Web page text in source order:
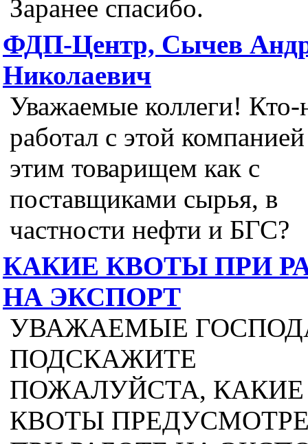
Заранее спасибо.
ФДП-Центр, Сычев
Николаевич
Уважаемые коллеги! Кто-
работал с этой
этим товарищем как с
поставщиками сырья, в
частности нефти и БГС?
КАКИЕ КВОТЫ ПРИ
НА ЭКСПОРТ
УВАЖАЕМЫЕ
ПОДСКАЖИТЕ
ПОЖАЛУЙСТА, КАКИЕ
КВОТЫ